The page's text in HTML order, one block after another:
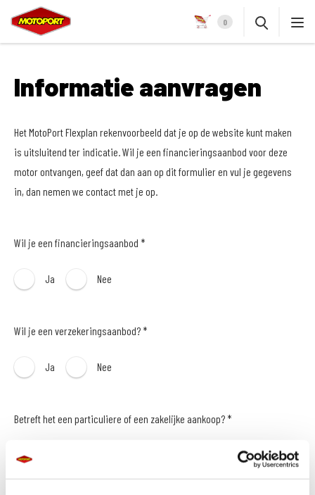
0
Informatie aanvragen
Het MotoPort Flexplan rekenvoorbeeld dat je op de website kunt maken
is uitsluitend ter indicatie. Wil je een financieringsaanbod voor deze
motor ontvangen, geef dat dan aan op dit formulier en vul je gegevens
in, dan nemen we contact met je op.
Wil je een financieringsaanbod *
Ja Nee
Wil je een verzekeringsaanbod? *
Ja Nee
Betreft het een particuliere of een zakelijke aankoop? *